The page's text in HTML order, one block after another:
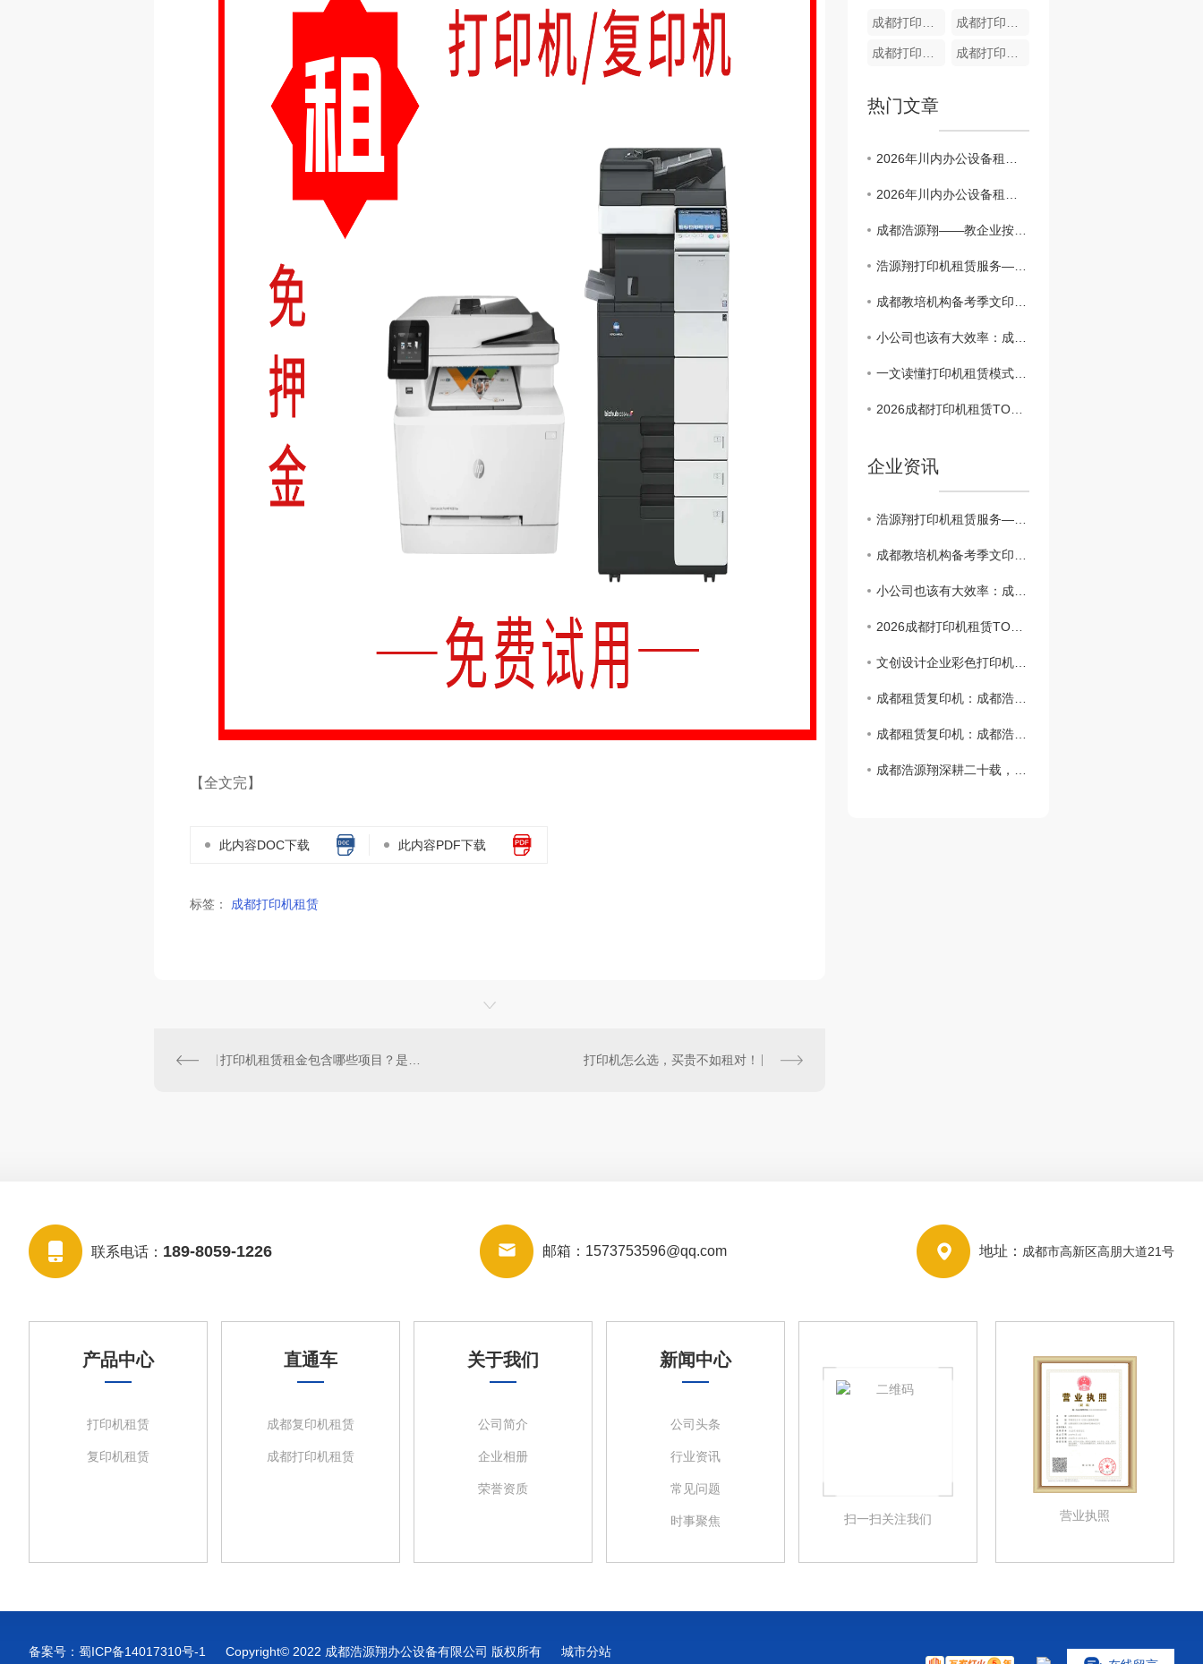
【全文完】
此内容DOC下载 此内容PDF下载
标签： 成都打印机租赁
打印机租赁租金包含哪些项目？是否有隐藏费用？ 打印机怎么选，买贵不如租对！
成都打印机租赁 柯美BH650i 成都打印机租赁公司 HP M1536
成都打印机租赁 HP M227sdn 成都打印机租赁 HP M180n
热门文章
2026年川内办公设备租赁服务商观察：长期主义者的生存法则
2026年川内办公设备租赁服务商观察：长期主义者的生存法则
成都浩源翔——教企业按需挑选适配打印机租赁机型
浩源翔打印机租赁服务——成都电商企业案例分享
成都教培机构备考季文印告急？浩源翔租赁让试卷讲义不断档
小公司也该有大效率：成都浩源翔租赁方案推荐
一文读懂打印机租赁模式，企业轻资产办公新方式
2026成都打印机租赁TOP靠谱服务商推荐与选型避坑指南
企业资讯
浩源翔打印机租赁服务——成都电商企业案例分享
成都教培机构备考季文印告急？浩源翔租赁让试卷讲义不断档
小公司也该有大效率：成都浩源翔租赁方案推荐
2026成都打印机租赁TOP靠谱服务商推荐与选型避坑指南
文创设计企业彩色打印机租赁：成都浩源翔高还原度方案助力提案通过率提升
成都租赁复印机：成都浩源翔助你开启美好办公的智慧之选
成都租赁复印机：成都浩源翔助你开启美好办公的智慧之选
成都浩源翔深耕二十载，服务千余家！
联系电话： 189-8059-1226 邮箱： 1573753596@qq.com 地址： 成都市高新区高朋大道21号
产品中心
打印机租赁
复印机租赁
直通车
成都复印机租赁
成都打印机租赁
关于我们
公司简介
企业相册
荣誉资质
新闻中心
公司头条
行业资讯
常见问题
时事聚焦 扫一扫关注我们 营业执照
备案号： 蜀ICP备14017310号-1 Copyright© 2022 成都浩源翔办公设备有限公司 版权所有 城市分站
城市分站